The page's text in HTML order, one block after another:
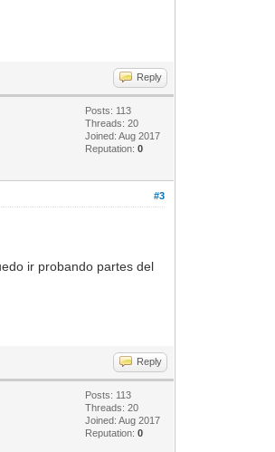
Reply
Posts: 113
Threads: 20
Joined: Aug 2017
Reputation:0
#3
ir probando partes del
Reply
Posts: 113
Threads: 20
Joined: Aug 2017
Reputation:0